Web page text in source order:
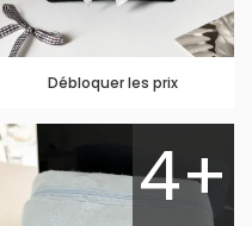
Débloquer les prix
4+